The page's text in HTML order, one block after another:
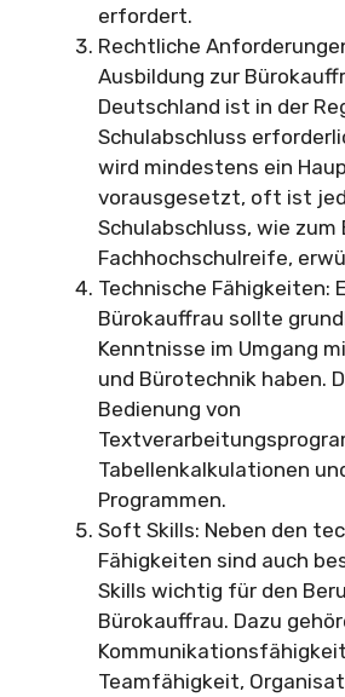
erfordert.
Rechtliche
Ausbildung zur
Deutschland ist in der
Schulabschluss
wird mindestens ein
vorausgesetzt, oft ist
Schulabschluss, wie zum
Fachhochschulreife,
Technische Fähigkeiten:
Bürokauffrau sollte
Kenntnisse im Umgang
und Bürotechnik haben.
Bedienung von
Tabellenkalkulationen
Programmen.
Soft Skills: Neben den
Fähigkeiten sind auch
Skills wichtig für den
Bürokauffrau. Dazu
Teamfähigkeit,